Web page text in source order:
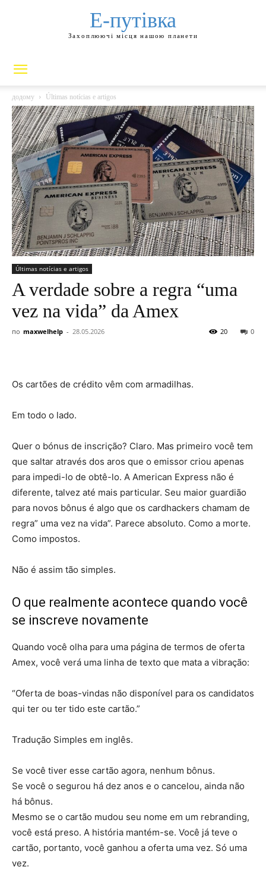
Е-путівка
Захоплюючі місця нашою планети
додому Últimas notícias e artigos
Últimas notícias e artigos
A verdade sobre a regra “uma
vez na vida” da Amex
по maxwelhelp - 28.05.2026 0
20
Os cartões de crédito vêm com armadilhas.
Em todo o lado.
Quer o bónus de inscrição? Claro. Mas primeiro você tem
que saltar através dos aros que o emissor criou apenas
para impedi-lo de obtê-lo. A American Express não é
diferente, talvez até mais particular. Seu maior guardião
para novos bônus é algo que os cardhackers chamam de
regra” uma vez na vida”. Parece absoluto. Como a morte.
Como impostos.
Não é assim tão simples.
O que realmente acontece quando você
se inscreve novamente
Quando você olha para uma página de termos de oferta
Amex, você verá uma linha de texto que mata a vibração:
“Oferta de boas-vindas não disponível para os candidatos
qui ter ou ter tido este cartão.”
Tradução Simples em inglês.
Se você tiver esse cartão agora, nenhum bônus.
Se você o segurou há dez anos e o cancelou, ainda não
há bônus.
Mesmo se o cartão mudou seu nome em um rebranding,
você está preso. A história mantém-se. Você já teve o
cartão, portanto, você ganhou a oferta uma vez. Só uma
vez.